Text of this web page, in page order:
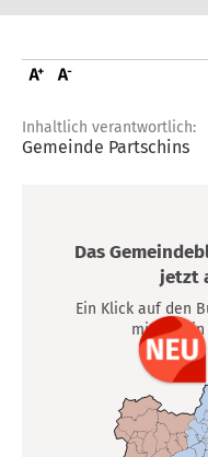
Inhaltlich verantwortlich:
Gemeinde Partschins
Das
jetzt
Ein Klick auf den